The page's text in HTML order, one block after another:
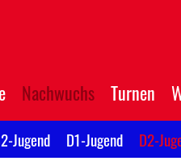
Nachwuchs Turnen
Jugend D1-Jugend D2-